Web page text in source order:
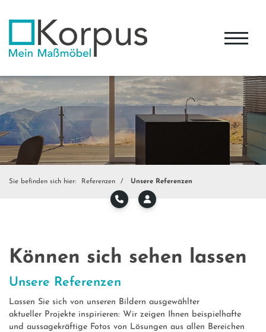
Sie befinden sich hier: Referenzen Unsere Referenzen
Können sich sehen lassen
Unsere Referenzen
Lassen Sie sich von unseren Bildern ausgewählter
aktueller Projekte inspirieren: Wir zeigen Ihnen beispielhafte
und aussagekräftige Fotos von Lösungen aus allen Bereichen